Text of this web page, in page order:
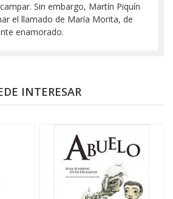
Sin embargo, Martín Piquín
el llamado de María Morita, de
enamorado.
INTERESAR